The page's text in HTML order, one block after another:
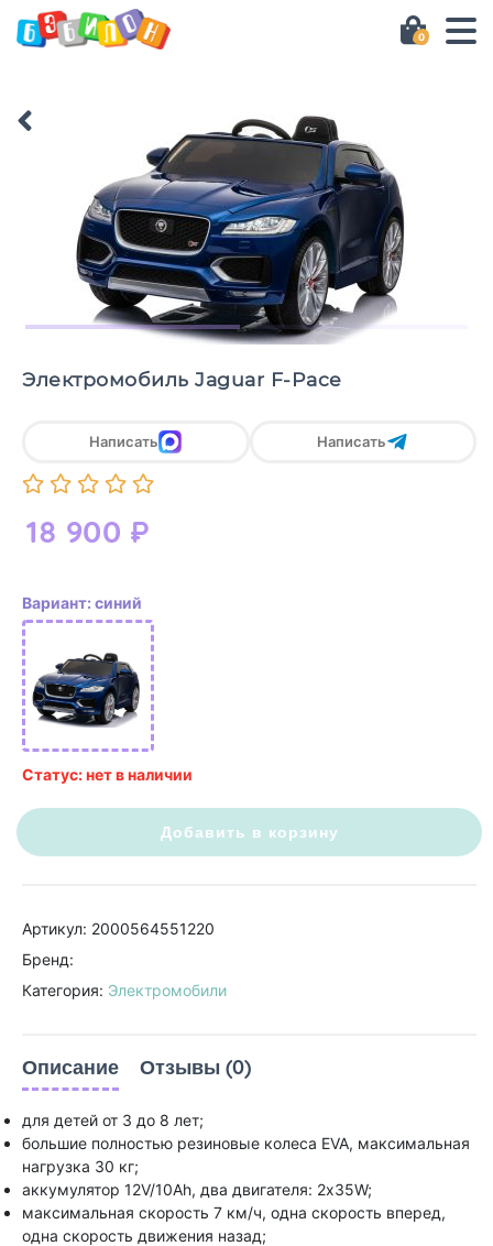
0
Электромобиль Jaguar F-Pace
18 900 ₽
Написать Написать
Вариант: синий
Статус: нет в наличии
Добавить в корзину
Артикул: 2000564551220
Бренд:
Категория: Электромобили
Описание Отзывы (0)
для детей от 3 до 8 лет;
большие полностью резиновые колеса EVA, максимальная
нагрузка 30 кг;
аккумулятор 12V/10Ah, два двигателя: 2x35W;
максимальная скорость 7 км/ч, одна скорость вперед,
одна скорость движения назад;